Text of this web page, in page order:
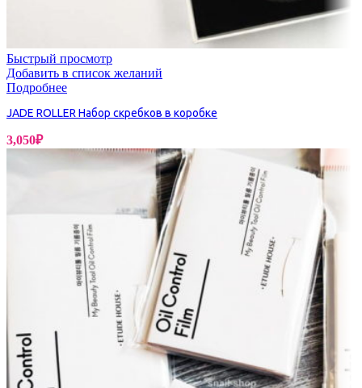
Быстрый просмотр
Добавить в список желаний
Подробнее
JADE ROLLER Набор скребков в коробке
3,050₽